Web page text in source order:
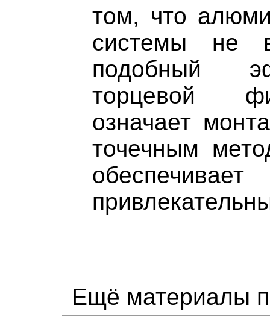
том, что
системы не
подобный
торцевой
означает
точечным
Ещё материалы